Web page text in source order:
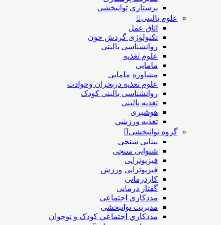
پرستاری توانبخشی
علوم بالینی
اتاق عمل
تکنولوژی گردش خون
روانشناسی بالینی
علوم تغذیه
مامایی
مشاوره مامایی
علوم تغذیه دربحران وحوادث
روانشناسی بالینی کودک
تغذیه بالینی
هوشبری
تغذيه ورزشي
گروه توانبخشی
بینایی سنجی
شنوایی سنجی
فیزیوتراپی
فیزیوتراپی ورزش
کاردرمانی
گفتار درمانی
مددکاری اجتماعی
مديريت توانبخشی
مددکاري اجتماعي کودک و نوجوان